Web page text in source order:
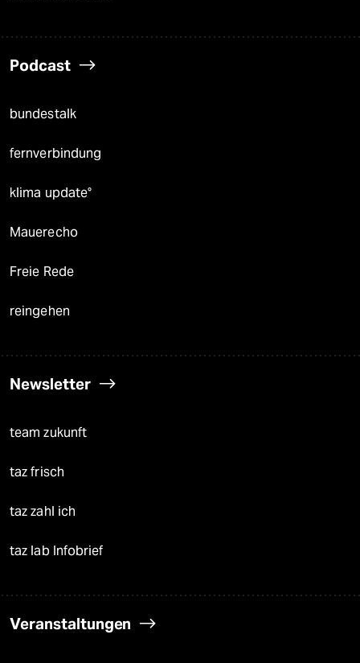
Podcast
bundestalk
fernverbindung
klima update°
Mauerecho
Freie Rede
reingehen
Newsletter
team zukunft
taz frisch
taz zahl ich
taz lab Infobrief
Veranstaltungen